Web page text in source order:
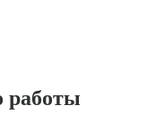
работы